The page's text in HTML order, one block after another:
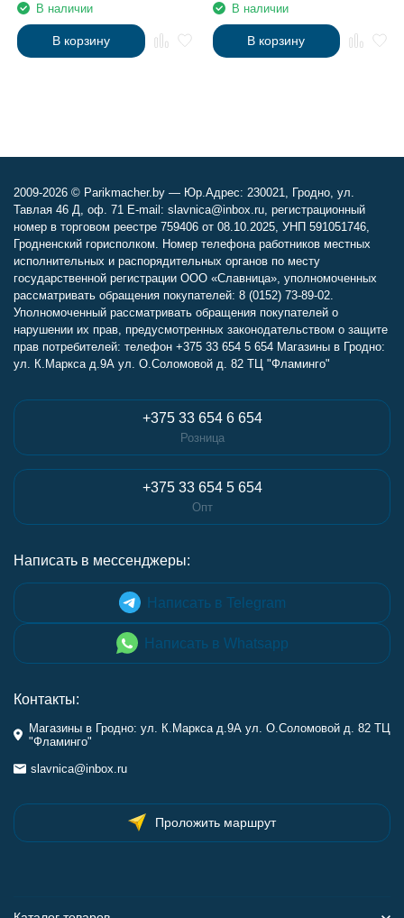
Professional , 100 мл
В наличии
В корзину
В наличии
В корзину
2009-2026 © Parikmacher.by — Юр.Адрес: 230021, Гродно, ул.
Тавлая 46 Д, оф. 71 E-mail: slavnica@inbox.ru, регистрационный
номер в торговом реестре 759406 от 08.10.2025, УНП 591051746,
Гродненский горисполком. Номер телефона работников местных
исполнительных и распорядительных органов по месту
государственной регистрации ООО «Славница», уполномоченных
рассматривать обращения покупателей: 8 (0152) 73-89-02.
Уполномоченный рассматривать обращения покупателей о
нарушении их прав, предусмотренных законодательством о защите
прав потребителей: телефон +375 33 654 5 654 Магазины в Гродно:
ул. К.Маркса д.9А ул. О.Соломовой д. 82 ТЦ "Фламинго"
+375 33 654 6 654
Розница
+375 33 654 5 654
Опт
Написать в мессенджеры:
Написать в Telegram
Написать в Whatsapp
Контакты:
Магазины в Гродно: ул. К.Маркса д.9А ул. О.Соломовой д. 82 ТЦ
"Фламинго"
slavnica@inbox.ru
Проложить маршрут